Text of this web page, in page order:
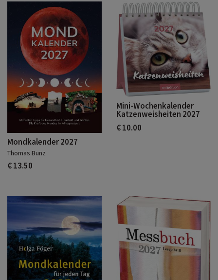
Mondkalender 2027
Thomas Bunz
€ 13.50
Mini-Wochenkalender
Katzenweisheiten 2027
€ 10.00